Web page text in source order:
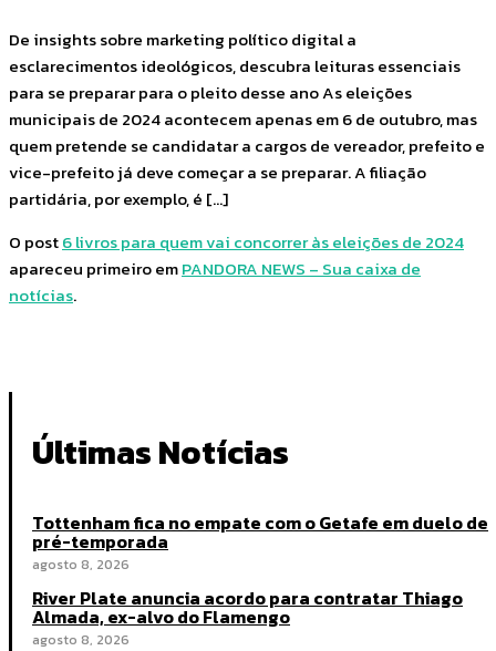
De insights sobre marketing político digital a
esclarecimentos ideológicos, descubra leituras essenciais
para se preparar para o pleito desse ano As eleições
municipais de 2024 acontecem apenas em 6 de outubro, mas
quem pretende se candidatar a cargos de vereador, prefeito e
vice-prefeito já deve começar a se preparar. A filiação
partidária, por exemplo, é […]
O post6 livros para quem vai concorrer às eleições de 2024
apareceu primeiro emPANDORA NEWS – Sua caixa de
notícias.
Últimas Notícias
Tottenham fica no empate com o Getafe em duelo de
pré-temporada
agosto 8, 2026
River Plate anuncia acordo para contratar Thiago
Almada, ex-alvo do Flamengo
agosto 8, 2026